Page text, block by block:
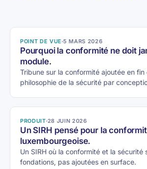
POINT DE VUE 5 MARS 2026
Pourquoi la conformité ne doit
module.
Tribune sur la conformité ajoutée en
philosophie de la sécurité par
PRODUIT 28 JUIN 2026
Un SIRH pensé pour la
luxembourgeoise.
Un SIRH où la conformité et la sécurité
fondations, pas ajoutées en surface.